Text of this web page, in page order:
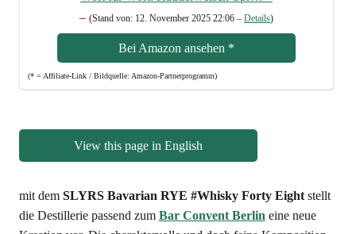
– (Stand von: 12. Novem­ber 2025 22:06 – Details)
Bei Ama­zon anse­hen *
(* = Affi­lia­te-Link / Bild­quel­le: Amazon-Partnerprogramm)
View this page in English
mit dem SLYRS Bava­ri­an RYE #Whis­ky For­ty Eightstellt
die Destil­le­rie pas­send zum Bar Con­vent Ber­lin eine neue